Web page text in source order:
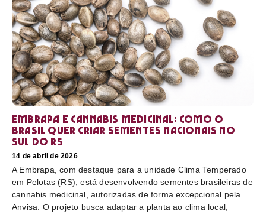
Embrapa e cannabis medicinal: como o
Brasil quer criar sementes nacionais no
sul do RS
14 de abril de 2026
A Embrapa, com destaque para a unidade Clima Temperado
em Pelotas (RS), está desenvolvendo sementes brasileiras de
cannabis medicinal, autorizadas de forma excepcional pela
Anvisa. O projeto busca adaptar a planta ao clima local,